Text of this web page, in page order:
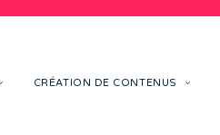
CRÉATION DE CONTENUS